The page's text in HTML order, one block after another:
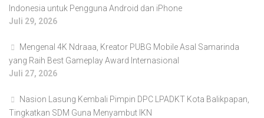
Indonesia untuk Pengguna Android dan iPhone
Juli 29, 2026
Mengenal 4K Ndraaa, Kreator PUBG Mobile Asal Samarinda
yang Raih Best Gameplay Award Internasional
Juli 27, 2026
Nasion Lasung Kembali Pimpin DPC LPADKT Kota Balikpapan,
Tingkatkan SDM Guna Menyambut IKN